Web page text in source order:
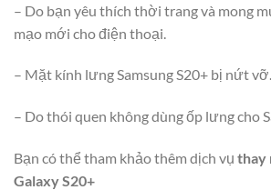
– Do bạn yêu thích thời trang và mong
mạo mới cho điện thoại.
– Mặt kính lưng Samsung S20+ bị nứt vỡ.
– Do thói quen không dùng ốp lưng cho
Bạn có thể tham khảo thêm dịch vụ thay
Galaxy S20+